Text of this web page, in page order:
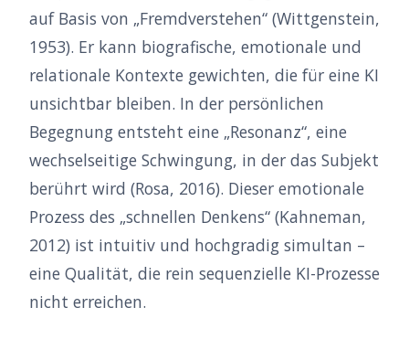
auf Basis von „Fremdverstehen“ (Wittgenstein,
1953). Er kann biografische, emotionale und
relationale Kontexte gewichten, die für eine KI
unsichtbar bleiben. In der persönlichen
Begegnung entsteht eine „Resonanz“, eine
wechselseitige Schwingung, in der das Subjekt
berührt wird (Rosa, 2016). Dieser emotionale
Prozess des „schnellen Denkens“ (Kahneman,
2012) ist intuitiv und hochgradig simultan –
eine Qualität, die rein sequenzielle KI-Prozesse
nicht erreichen.